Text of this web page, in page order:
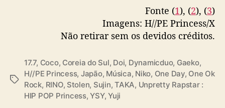
a
k
a
O
N
E
Fonte (1), (2), (3)
Imagens: H//PE Princess/X
Não retirar sem os devidos créditos.
T
17.7, Coco, Coreia do Sul, Doi, Dynamicduo, Gaeko,
H//PE Princess, Japão, Música, Niko, One Day, One Ok
Rock, RINO, Stolen, Sujin,TAKA, Unpretty Rapstar :
HIP POP Princess,YSY,Yuji